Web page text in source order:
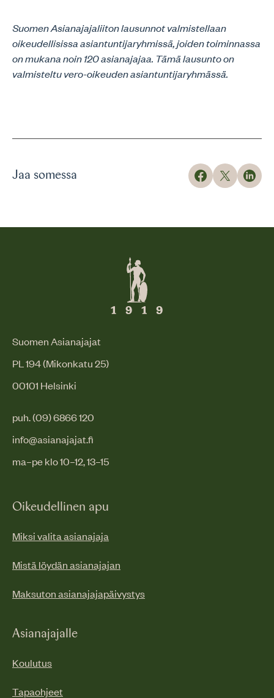
Suomen Asianajajaliiton lausunnot valmistellaan
oikeudellisissa asiantuntijaryhmissä, joiden toiminnassa
on mukana noin 120 asianajajaa. Tämä lausunto on
valmisteltu vero-oikeuden asiantuntijaryhmässä.
Jaa somessa
Suomen Asianajajat
PL 194 (Mikonkatu 25)
00101 Helsinki
puh. (09) 6866 120
info@asianajajat.fi
ma–pe klo 10–12, 13–15
Oikeudellinen apu
Miksi valita asianajaja
Mistä löydän asianajajan
Maksuton asianajajapäivystys
Asianajajalle
Koulutus
Tapaohjeet